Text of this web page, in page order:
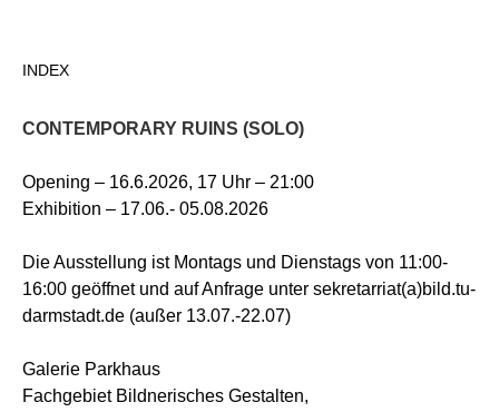
zum
INDEX
CONTEMPORARY RUINS (SOLO)
Opening – 16.6.2026, 17 Uhr – 21:00
Exhibition – 17.06.- 05.08.2026
Die Ausstellung ist Montags und Dienstags von 11:00-
16:00 geöffnet und auf Anfrage unter sekretarriat(a)bild.tu-
darmstadt.de (außer 13.07.-22.07)
Galerie Parkhaus
Fachgebiet Bildnerisches Gestalten,